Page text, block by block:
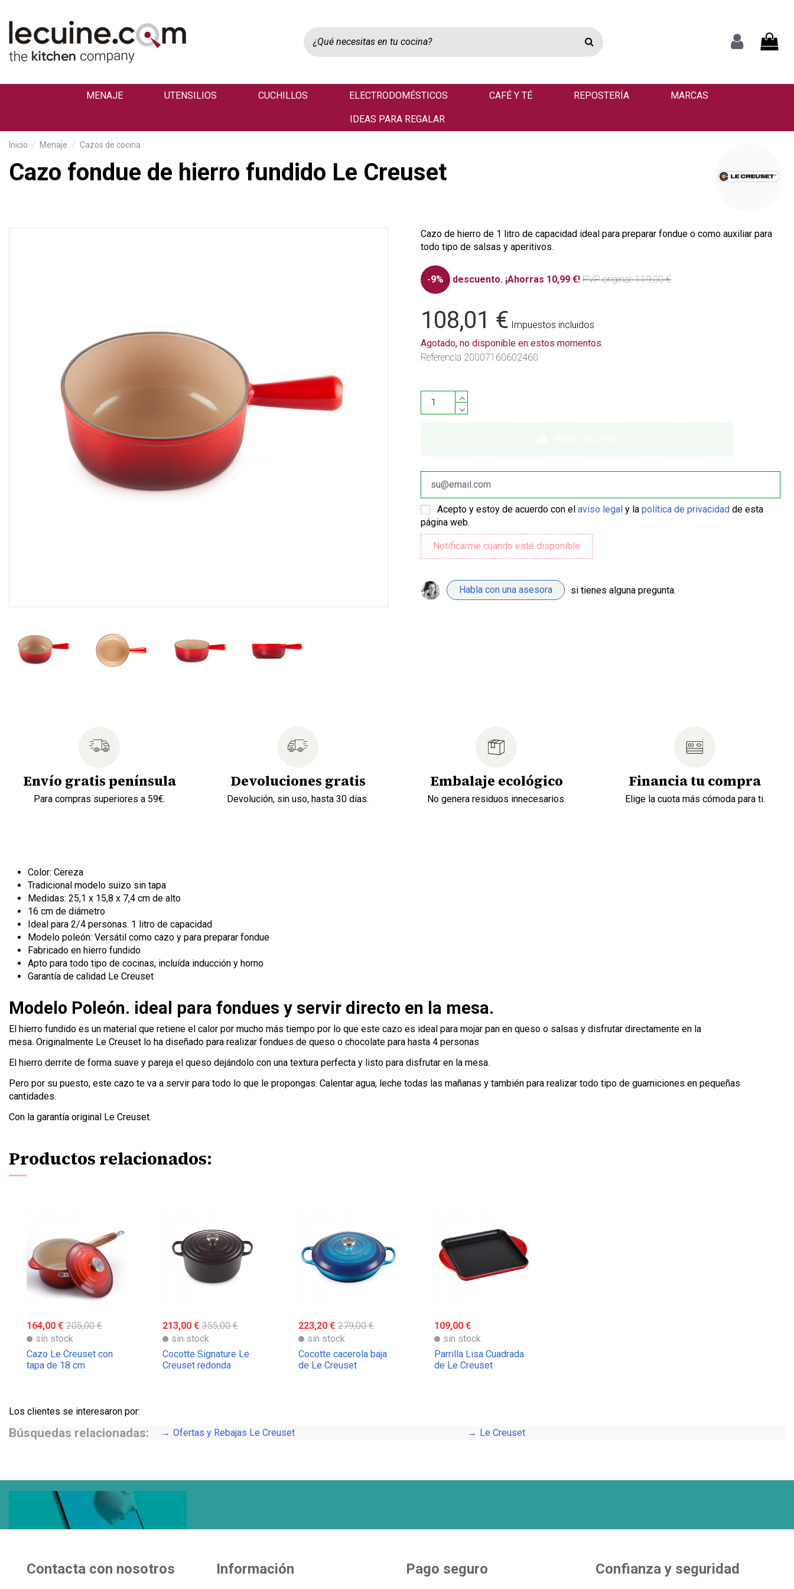
MENAJE UTENSILIOS CUCHILLOS ELECTRODOMÉSTICOS CAFÉ Y TÉ REPOSTERÍA MARCAS
IDEAS PARA REGALAR
Inicio Menaje Cazos de cocina
Cazo fondue de hierro fundido Le Creuset
Cazo de hierro de 1 litro de capacidad ideal para preparar fondue o como auxiliar para
todo tipo de salsas y aperitivos.
-9% descuento. ¡Ahorras 10,99 €! PVPoriginal: 119,00 €
108,01 € Impuestos incluidos
Agotado, no disponible en estos momentos.
Referencia 20007160602460
Acepto y estoy de acuerdo con elaviso legal y lapolítica de privacidad de esta
página web.
Habla con una asesora si tienes alguna pregunta.
Envío gratis península
Para compras superiores a 59€.
Devoluciones gratis
Devolución, sin uso, hasta 30 días.
Embalaje ecológico
No genera residuos innecesarios.
Financia tu compra
Elige la cuota más cómoda para ti.
Color: Cereza
Tradicional modelo suizo sin tapa
Medidas: 25,1 x 15,8 x 7,4 cm de alto
16 cm de diámetro
Ideal para 2/4 personas. 1 litro de capacidad
Modelo poleón: Versátil como cazo y para preparar fondue
Fabricado en hierro fundido
Apto para todo tipo de cocinas, incluída inducción y horno
Garantía de calidad Le Creuset
Modelo Poleón. ideal para fondues y servir directo en la mesa.
El hierro fundido es un material que retiene el calor por mucho más tiempo por lo que este cazo es ideal para mojar pan en queso o salsas y disfrutar directamente en la
mesa. Originalmente Le Creuset lo ha diseñado para realizar fondues de queso o chocolate para hasta 4 personas
El hierro derrite de forma suave y pareja el queso dejándolo con una textura perfecta y listo para disfrutar en la mesa.
Pero por su puesto, este cazo te va a servir para todo lo que le propongas. Calentar agua, leche todas las mañanas y también para realizar todo tipo de guarniciones en pequeñas
cantidades.
Con la garantía original Le Creuset.
Productos relacionados:
164,00 € 205,00 €
sin stock
Cazo Le Creuset con
tapa de 18 cm
213,00 € 355,00 €
sin stock
Cocotte Signature Le
Creuset redonda
223,20 € 279,00 €
sin stock
Cocotte cacerola baja
de Le Creuset
109,00 €
sin stock
Parrilla Lisa Cuadrada
de Le Creuset
Los clientes se interesaron por:
Búsquedas relacionadas: Ofertas y Rebajas Le Creuset Le Creuset
Contacta con nosotros Información Pago seguro Confianza y seguridad